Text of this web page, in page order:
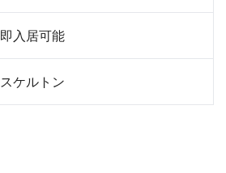
即入居可能
スケルトン